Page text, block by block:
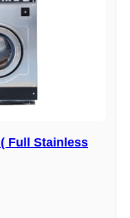
Full Stainless